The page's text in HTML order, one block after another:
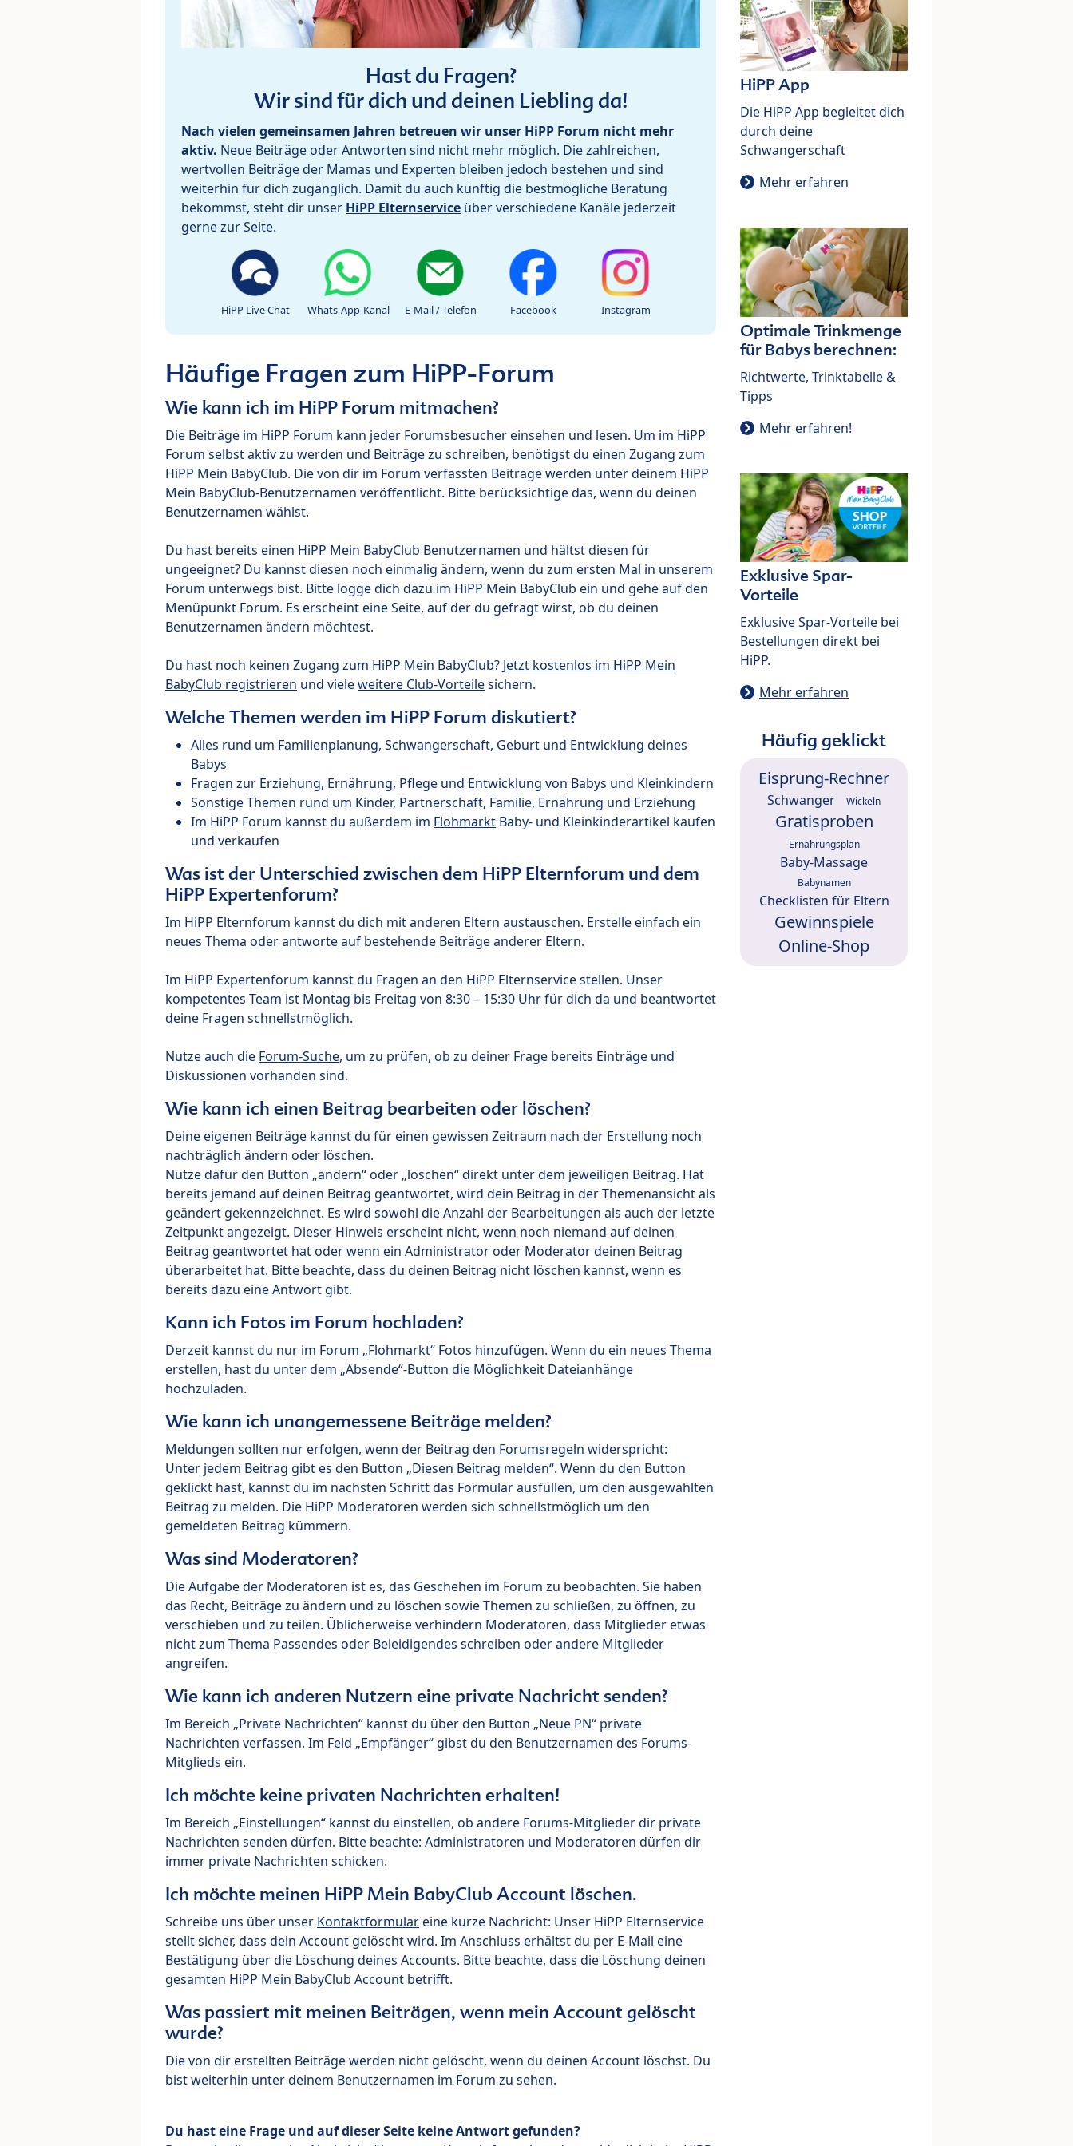
Hast du Fragen?
Wir sind für dich und deinen Liebling da!
Nach vielen gemeinsamen Jahren betreuen wir unser HiPP Forum nicht mehr
aktiv. Neue Beiträge oder Antworten sind nicht mehr möglich. Die zahlreichen,
wertvollen Beiträge der Mamas und Experten bleiben jedoch bestehen und sind
weiterhin für dich zugänglich. Damit du auch künftig die bestmögliche Beratung
bekommst, steht dir unser HiPP Elternservice über verschiedene Kanäle jederzeit
gerne zur Seite.
HiPP Live Chat Whats-App-Kanal E-Mail / Telefon Facebook Instagram
Häufige Fragen zum HiPP-Forum
Wie kann ich im HiPP Forum mitmachen?
Die Beiträge im HiPP Forum kann jeder Forumsbesucher einsehen und lesen. Um im HiPP
Forum selbst aktiv zu werden und Beiträge zu schreiben, benötigst du einen Zugang zum
HiPP Mein BabyClub. Die von dir im Forum verfassten Beiträge werden unter deinem HiPP
Mein BabyClub-Benutzernamen veröffentlicht. Bitte berücksichtige das, wenn du deinen
Benutzernamen wählst.
Du hast bereits einen HiPP Mein BabyClub Benutzernamen und hältst diesen für
ungeeignet? Du kannst diesen noch einmalig ändern, wenn du zum ersten Mal in unserem
Forum unterwegs bist. Bitte logge dich dazu im HiPP Mein BabyClub ein und gehe auf den
Menüpunkt Forum. Es erscheint eine Seite, auf der du gefragt wirst, ob du deinen
Benutzernamen ändern möchtest.
Du hast noch keinen Zugang zum HiPP Mein BabyClub? Jetzt kostenlos im HiPP Mein
BabyClub registrieren und vieleweitere Club-Vorteilesichern.
Welche Themen werden im HiPP Forum diskutiert?
Alles rund um Familienplanung, Schwangerschaft, Geburt und Entwicklung deines
Babys
Fragen zur Erziehung, Ernährung, Pflege und Entwicklung von Babys und Kleinkindern
Sonstige Themen rund um Kinder, Partnerschaft, Familie, Ernährung und Erziehung
Im HiPP Forum kannst du außerdem im Flohmarkt Baby- und Kleinkinderartikel kaufen
und verkaufen
Was ist der Unterschied zwischen dem HiPP Elternforum und dem
HiPP Expertenforum?
Im HiPP Elternforum kannst du dich mit anderen Eltern austauschen. Erstelle einfach ein
neues Thema oder antworte auf bestehende Beiträge anderer Eltern.
Im HiPP Expertenforum kannst du Fragen an den HiPP Elternservice stellen. Unser
kompetentes Team ist Montag bis Freitag von 8:30 – 15:30 Uhr für dich da und beantwortet
deine Fragen schnellstmöglich.
Nutze auch die Forum-Suche, um zu prüfen, ob zu deiner Frage bereits Einträge und
Diskussionen vorhanden sind.
Wie kann ich einen Beitrag bearbeiten oder löschen?
Deine eigenen Beiträge kannst du für einen gewissen Zeitraum nach der Erstellung noch
nachträglich ändern oder löschen.
Nutze dafür den Button „ändern“ oder „löschen“ direkt unter dem jeweiligen Beitrag. Hat
bereits jemand auf deinen Beitrag geantwortet, wird dein Beitrag in der Themenansicht als
geändert gekennzeichnet. Es wird sowohl die Anzahl der Bearbeitungen als auch der letzte
Zeitpunkt angezeigt. Dieser Hinweis erscheint nicht, wenn noch niemand auf deinen
Beitrag geantwortet hat oder wenn ein Administrator oder Moderator deinen Beitrag
überarbeitet hat. Bitte beachte, dass du deinen Beitrag nicht löschen kannst, wenn es
bereits dazu eine Antwort gibt.
Kann ich Fotos im Forum hochladen?
Derzeit kannst du nur im Forum „Flohmarkt“ Fotos hinzufügen. Wenn du ein neues Thema
erstellen, hast du unter dem „Absende“-Button die Möglichkeit Dateianhänge
hochzuladen.
Wie kann ich unangemessene Beiträge melden?
Meldungen sollten nur erfolgen, wenn der Beitrag den Forumsregeln widerspricht:
Unter jedem Beitrag gibt es den Button „Diesen Beitrag melden“. Wenn du den Button
geklickt hast, kannst du im nächsten Schritt das Formular ausfüllen, um den ausgewählten
Beitrag zu melden. Die HiPP Moderatoren werden sich schnellstmöglich um den
gemeldeten Beitrag kümmern.
Was sind Moderatoren?
Die Aufgabe der Moderatoren ist es, das Geschehen im Forum zu beobachten. Sie haben
das Recht, Beiträge zu ändern und zu löschen sowie Themen zu schließen, zu öffnen, zu
verschieben und zu teilen. Üblicherweise verhindern Moderatoren, dass Mitglieder etwas
nicht zum Thema Passendes oder Beleidigendes schreiben oder andere Mitglieder
angreifen.
Wie kann ich anderen Nutzern eine private Nachricht senden?
Im Bereich „Private Nachrichten“ kannst du über den Button „Neue PN“ private
Nachrichten verfassen. Im Feld „Empfänger“ gibst du den Benutzernamen des Forums-
Mitglieds ein.
Ich möchte keine privaten Nachrichten erhalten!
Im Bereich „Einstellungen“ kannst du einstellen, ob andere Forums-Mitglieder dir private
Nachrichten senden dürfen. Bitte beachte: Administratoren und Moderatoren dürfen dir
immer private Nachrichten schicken.
Ich möchte meinen HiPP Mein BabyClub Account löschen.
Schreibe uns über unser Kontaktformulareine kurze Nachricht: Unser HiPP Elternservice
stellt sicher, dass dein Account gelöscht wird. Im Anschluss erhältst du per E-Mail eine
Bestätigung über die Löschung deines Accounts. Bitte beachte, dass die Löschung deinen
gesamten HiPP Mein BabyClub Account betrifft.
Was passiert mit meinen Beiträgen, wenn mein Account gelöscht
wurde?
Die von dir erstellten Beiträge werden nicht gelöscht, wenn du deinen Account löschst. Du
bist weiterhin unter deinem Benutzernamen im Forum zu sehen.
Du hast eine Frage und auf dieser Seite keine Antwort gefunden?
HiPP App
Die HiPP App begleitet dich
durch deine
Schwangerschaft
Mehr erfahren
Optimale Trinkmenge
für Babys berechnen:
Richtwerte, Trinktabelle &
Tipps
Mehr erfahren!
Exklusive Spar-
Vorteile
Exklusive Spar-Vorteile bei
Bestellungen direkt bei
HiPP.
Mehr erfahren
Häufig geklickt
Eisprung-Rechner
Schwanger Wickeln
Gratisproben
Ernährungsplan
Baby-Massage
Babynamen
Checklisten für Eltern
Gewinnspiele
Online-Shop